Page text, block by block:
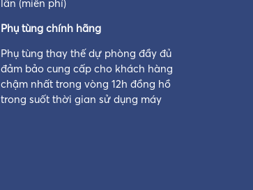
lần (miễn phí)
Phụ tùng chính hãng
Phụ tùng thay thế dự phòng đầy đủ
đảm bảo cung cấp cho khách hàng
chậm nhất trong vòng 12h đồng hồ
trong suốt thời gian sử dụng máy